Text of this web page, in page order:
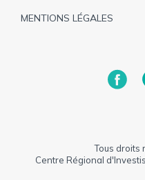
MENTIONS LÉGALES
Tous droits
Centre Régional